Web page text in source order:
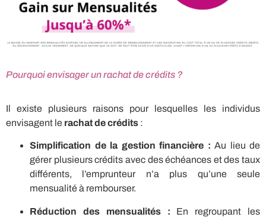
Pourquoi envisager un rachat de crédits ?
Il existe plusieurs raisons pour lesquelles les individus
envisagent le rachat de crédits :
Simplification de la gestion financière : Au lieu de
gérer plusieurs crédits avec des échéances et des taux
différents, l’emprunteur n’a plus qu’une seule
mensualité à rembourser.
Réduction des mensualités : En regroupant les